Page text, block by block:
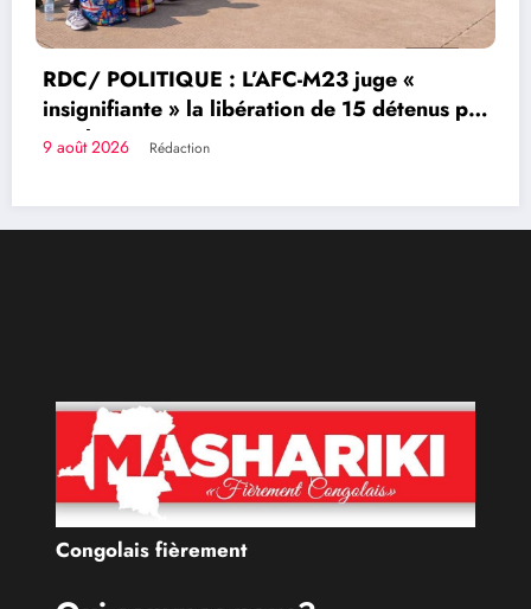
Congolais fièrement
République Démocratique du Congo.
Découvrir qui nous sommes